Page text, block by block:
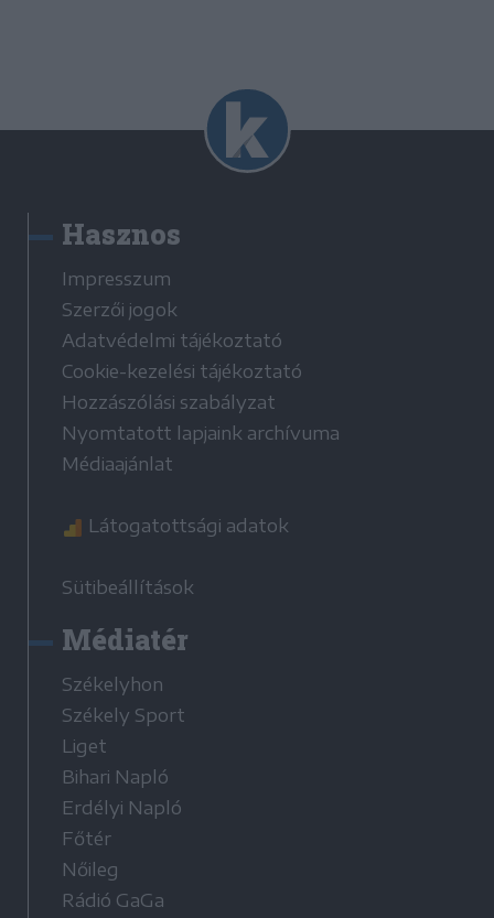
Hasznos
Impresszum
Szerzői jogok
Adatvédelmi tájékoztató
Cookie-kezelési tájékoztató
Hozzászólási szabályzat
Nyomtatott lapjaink archívuma
Médiaajánlat
Látogatottsági adatok
Sütibeállítások
Médiatér
Székelyhon
Székely Sport
Liget
Bihari Napló
Erdélyi Napló
Főtér
Nőileg
Rádió GaGa